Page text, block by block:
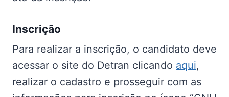
Inscrição
Para realizar a inscrição, o candidato deve
acessar o site do Detran clicando aqui,
realizar o cadastro e prosseguir com as